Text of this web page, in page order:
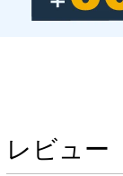
レビュー